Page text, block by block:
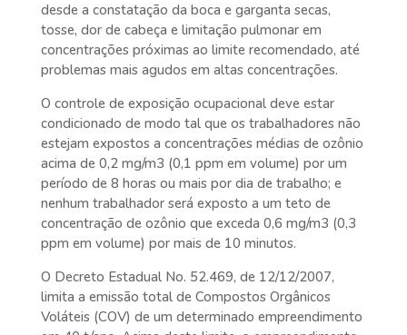
desde a constatação da boca e garganta secas,
tosse, dor de cabeça e limitação pulmonar em
concentrações próximas ao limite recomendado, até
problemas mais agudos em altas concentrações.
O controle de exposição ocupacional deve estar
condicionado de modo tal que os trabalhadores não
estejam expostos a concentrações médias de ozônio
acima de 0,2 mg/m3 (0,1 ppm em volume) por um
período de 8 horas ou mais por dia de trabalho; e
nenhum trabalhador será exposto a um teto de
concentração de ozônio que exceda 0,6 mg/m3 (0,3
ppm em volume) por mais de 10 minutos.
O Decreto Estadual No. 52.469, de 12/12/2007,
limita a emissão total de Compostos Orgânicos
Voláteis (COV) de um determinado empreendimento